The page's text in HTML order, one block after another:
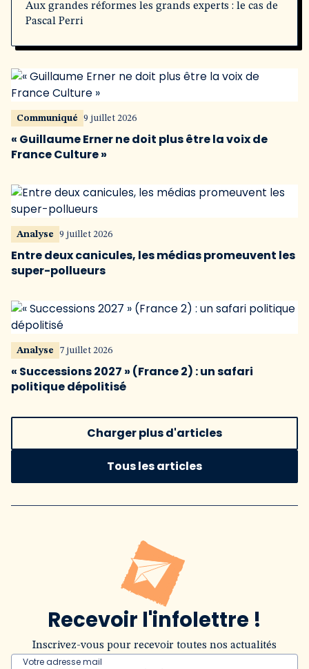
Aux grandes réformes les grands experts : le cas de
Pascal Perri
Communiqué 9 juillet 2026
« Guillaume Erner ne doit plus être la voix de
France Culture »
Analyse 9 juillet 2026
Entre deux canicules, les médias promeuvent les
super-pollueurs
Analyse 7 juillet 2026
« Successions 2027 » (France 2) : un safari
politique dépolitisé
Charger plus d'articles
Tous les articles
Recevoir l'infolettre !
Inscrivez-vous pour recevoir toutes nos actualités
Votre adresse mail